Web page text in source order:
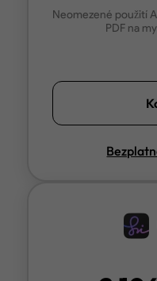
Neomezené použití
PDF na